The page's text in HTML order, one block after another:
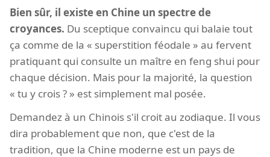
Bien sûr, il existe en Chine un spectre de
croyances. Du sceptique convaincu qui balaie tout
ça comme de la « superstition féodale » au fervent
pratiquant qui consulte un maître en feng shui pour
chaque décision. Mais pour la majorité, la question
« tu y crois ? » est simplement mal posée.
Demandez à un Chinois s'il croit au zodiaque. Il vous
dira probablement que non, que c'est de la
tradition, que la Chine moderne est un pays de